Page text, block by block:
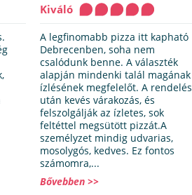
Kiváló
A legfinomabb pizza itt kapható
Debrecenben, soha nem
csalódunk benne. A választék
alapján mindenki talál magának
ízlésének megfelelőt. A rendelés
után kevés várakozás, és
felszolgálják az ízletes, sok
feltéttel megsütött pizzát.A
személyzet mindig udvarias,
mosolygós, kedves. Ez fontos
számomra,...
Bővebben >>